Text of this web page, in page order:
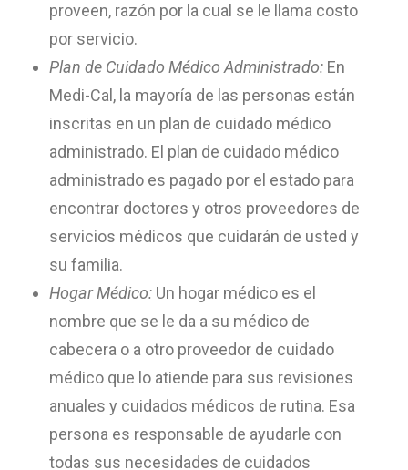
proveen, razón por la cual se le llama costo
por servicio.
Plan de Cuidado Médico Administrado: En
Medi-Cal, la mayoría de las personas están
inscritas en un plan de cuidado médico
administrado. El plan de cuidado médico
administrado es pagado por el estado para
encontrar doctores y otros proveedores de
servicios médicos que cuidarán de usted y
su familia.
Hogar Médico: Un hogar médico es el
nombre que se le da a su médico de
cabecera o a otro proveedor de cuidado
médico que lo atiende para sus revisiones
anuales y cuidados médicos de rutina. Esa
persona es responsable de ayudarle con
todas sus necesidades de cuidados